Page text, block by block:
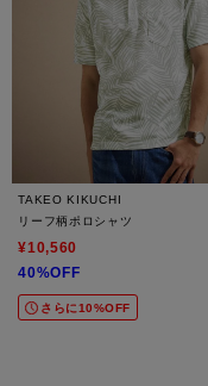
TAKEO KIKUCHI
リーフ柄ポロシャツ
¥10,560
40%OFF
さらに10%OFF